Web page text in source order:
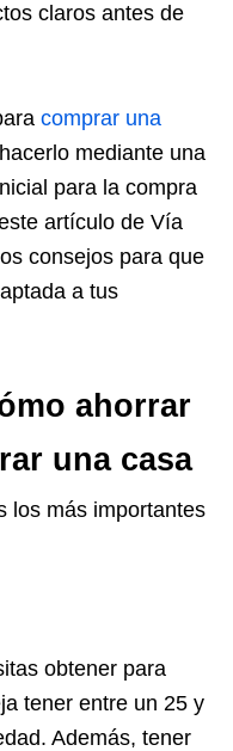
claros antes de
comprar una
mediante una
para la compra
artículo de Vía
consejos para que
a tus
ahorrar
una casa
los más importantes
obtener para
tener entre un 25 y
Además, tener